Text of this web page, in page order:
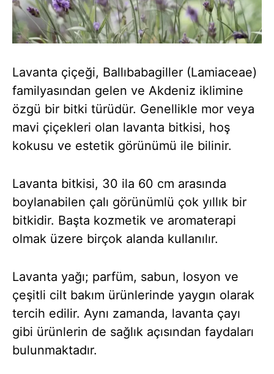
Lavanta çiçeği, Ballıbabagiller (Lamiaceae)
familyasından gelen ve Akdeniz iklimine
özgü bir bitki türüdür. Genellikle mor veya
mavi çiçekleri olan lavanta bitkisi, hoş
kokusu ve estetik görünümü ile bilinir.
Lavanta bitkisi, 30 ila 60 cm arasında
boylanabilen çalı görünümlü çok yıllık bir
bitkidir. Başta kozmetik ve aromaterapi
olmak üzere birçok alanda kullanılır.
Lavanta yağı; parfüm, sabun, losyon ve
çeşitli cilt bakım ürünlerinde yaygın olarak
tercih edilir. Aynı zamanda, lavanta çayı
gibi ürünlerin de sağlık açısından faydaları
bulunmaktadır.